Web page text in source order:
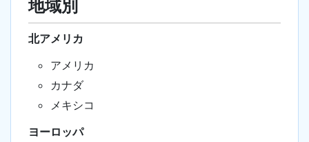
地域別
北アメリカ
アメリカ
カナダ
メキシコ
ヨーロッパ